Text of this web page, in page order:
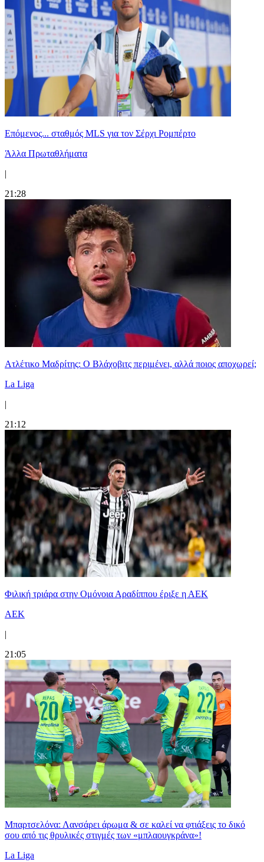
Επόμενος... σταθμός MLS για τον Σέρχι Ρομπέρτο
Άλλα Πρωταθλήματα
|
21:28
Ατλέτικο Μαδρίτης: Ο Βλάχοβιτς περιμένει, αλλά ποιος αποχωρεί;
La Liga
|
21:12
Φιλική τριάρα στην Ομόνοια Αραδίππου έριξε η ΑΕΚ
ΑΕΚ
|
21:05
Μπαρτσελόνα: Λανσάρει άρωμα & σε καλεί να φτιάξεις το δικό
σου από τις θρυλικές στιγμές των «μπλαουγκράνα»!
La Liga